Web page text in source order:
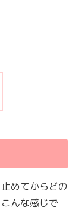
めてからどの
んな感じで